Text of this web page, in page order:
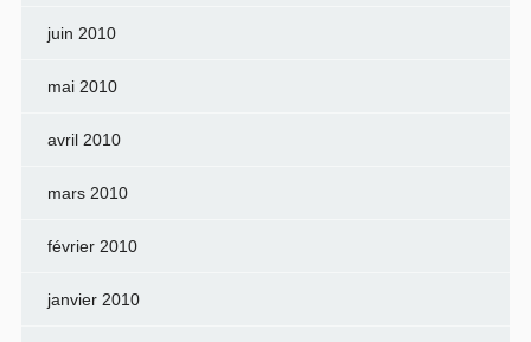
juin 2010
mai 2010
avril 2010
mars 2010
février 2010
janvier 2010